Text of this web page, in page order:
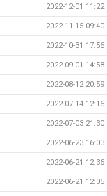
2022-12-01 11:22
2022-11-15 09:40
2022-10-31 17:56
2022-09-01 14:58
2022-08-12 20:59
2022-07-14 12:16
2022-07-03 21:30
2022-06-23 16:03
2022-06-21 12:36
2022-06-21 12:05